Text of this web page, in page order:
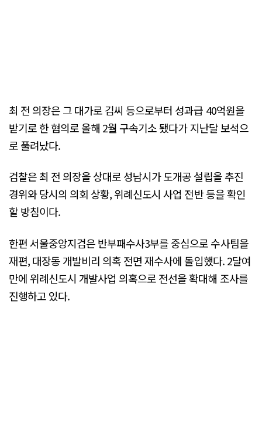
최 전 의장은 그 대가로 김씨 등으로부터 성과급 40억원을
받기로 한 혐의로 올해 2월 구속기소 됐다가 지난달 보석으
로 풀려났다.
검찰은 최 전 의장을 상대로 성남시가 도개공 설립을 추진
경위와 당시의 의회 상황, 위례신도시 사업 전반 등을 확인
할 방침이다.
한편 서울중앙지검은 반부패수사3부를 중심으로 수사팀을
재편, 대장동 개발비리 의혹 전면 재수사에 돌입했다. 2달여
만에 위례신도시 개발사업 의혹으로 전선을 확대해 조사를
진행하고 있다.